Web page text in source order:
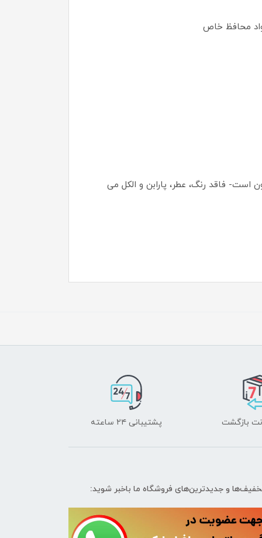
فاقد رنگ، عطر، پارابن و الکل می
پشتیبانی ۲۴ ساعته
و جدیدترین‌های فروشگاه ما باخبر شوید: